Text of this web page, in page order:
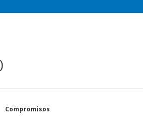
Compromisos